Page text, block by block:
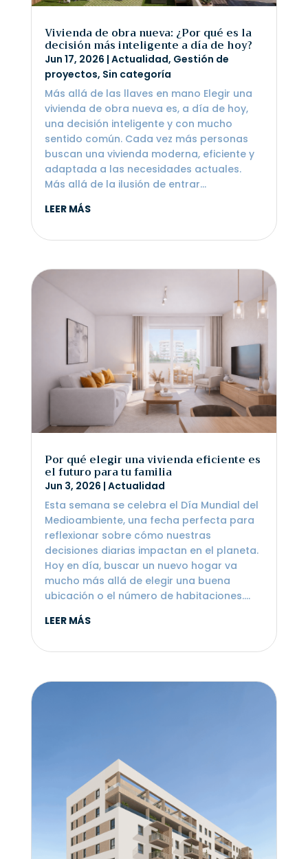
Vivienda de obra nueva: ¿Por qué es la
decisión más inteligente a día de hoy?
Jun 17, 2026 | Actualidad, Gestión de
proyectos, Sin categoría
Más allá de las llaves en mano Elegir una
vivienda de obra nueva es, a día de hoy,
una decisión inteligente y con mucho
sentido común. Cada vez más personas
buscan una vivienda moderna, eficiente y
adaptada a las necesidades actuales.
Más allá de la ilusión de entrar...
LEER MÁS
Por qué elegir una vivienda eficiente es
el futuro para tu familia
Jun 3, 2026 | Actualidad
Esta semana se celebra el Día Mundial del
Medioambiente, una fecha perfecta para
reflexionar sobre cómo nuestras
decisiones diarias impactan en el planeta.
Hoy en día, buscar un nuevo hogar va
mucho más allá de elegir una buena
ubicación o el número de habitaciones....
LEER MÁS